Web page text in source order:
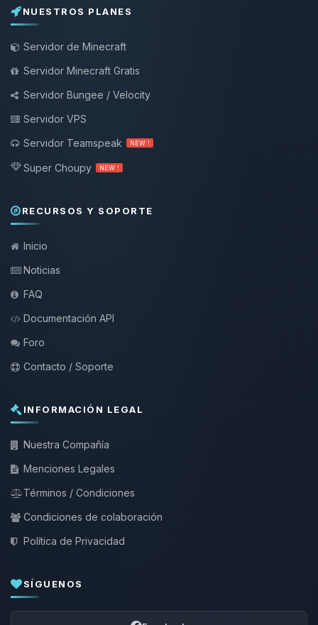
NUESTROS PLANES
Servidor de Minecraft
Servidor Minecraft Gratis
Servidor Bungee / Velocity
Servidor VPS
Servidor Teamspeak
NEW !
Super Choupy NEW !
RECURSOS Y SOPORTE
Inicio
Noticias
FAQ
Documentación API
Foro
Contacto / Soporte
INFORMACIÓN LEGAL
Nuestra Compañía
Menciones Legales
Términos / Condiciones
Condiciones de colaboración
Política de Privacidad
SÍGUENOS